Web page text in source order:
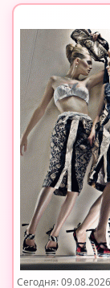
Сегодня: